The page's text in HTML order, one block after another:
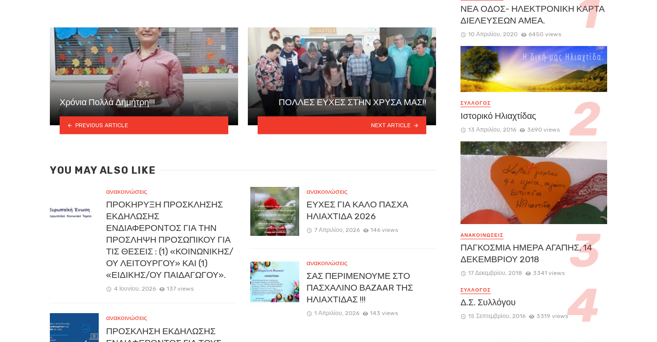
Χρόνια Πολλά Δημήτρη!!!
PREVIOUS ARTICLE
ΠΟΛΛΕΣ ΕΥΧΕΣ ΣΤΗΝ ΧΡΥΣΑ ΜΑΣ!!
NEXT ARTICLE
YOU MAY ALSO LIKE
ανακοινώσεις
ΠΡΟΚΗΡΥΞΗ ΠΡΟΣΚΛΗΣΗΣ
ΕΚΔΗΛΩΣΗΣ
ΕΝΔΙΑΦΕΡΟΝΤΟΣ ΓΙΑ ΤΗΝ
ΠΡΟΣΛΗΨΗ ΠΡΟΣΩΠΙΚΟΥ ΓΙΑ
ΤΙΣ ΘΕΣΕΙΣ : (1) «ΚΟΙΝΩΝΙΚΗΣ/
ΟΥ ΛΕΙΤΟΥΡΓΟΥ» ΚΑΙ (1)
«ΕΙΔΙΚΗΣ/ΟΥ ΠΑΙΔΑΓΩΓΟΥ».
4 Ιουνίου, 2026 137 views
ανακοινώσεις
ΠΡΟΣΚΛΗΣΗ ΕΚΔΗΛΩΣΗΣ
ανακοινώσεις
ΕΥΧΕΣ ΓΙΑ ΚΑΛΟ ΠΑΣΧΑ
ΗΛΙΑΧΤΙΔΑ 2026
7 Απριλίου, 2026 146 views
ανακοινώσεις
ΣΑΣ ΠΕΡΙΜΕΝΟΥΜΕ ΣΤΟ
ΠΑΣΧΑΛΙΝΟ ΒΑZAAR ΤΗΣ
ΗΛΙΑΧΤΙΔΑΣ !!!
1 Απριλίου, 2026 143 views
ΝΕΑ ΟΔΟΣ- ΗΛΕΚΤΡΟΝΙΚΗ ΚΑΡΤΑ
ΔΙΕΛΕΥΣΕΩΝ ΑΜΕΑ.
10 Απριλίου, 2020 6450 views
ΣΥΛΛΟΓΟΣ
Ιστορικό Ηλιαχτίδας
13 Απριλίου, 2016 3690 views
ΑΝΑΚΟΙΝΏΣΕΙΣ
ΠΑΓΚΟΣΜΙΑ ΗΜΕΡΑ ΑΓΑΠΗΣ, 14
ΔΕΚΕΜΒΡΙΟΥ 2018
17 Δεκεμβρίου, 2018 3341 views
ΣΥΛΛΟΓΟΣ
Δ.Σ. Συλλόγου
15 Σεπτεμβρίου, 2016 3319 views